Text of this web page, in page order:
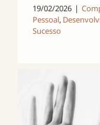
19/02/2026 |
Pessoal,
Sucesso